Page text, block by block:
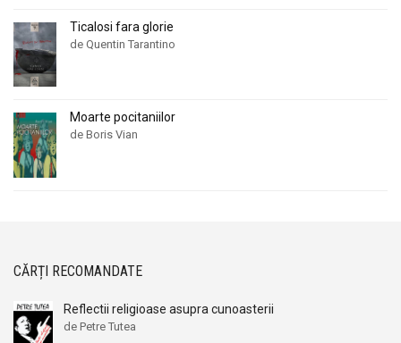
Ticalosi fara glorie
de Quentin Tarantino
Moarte pocitaniilor
de Boris Vian
CĂRȚI RECOMANDATE
Reflectii religioase asupra cunoasterii
de Petre Tutea